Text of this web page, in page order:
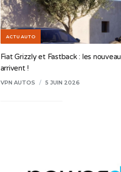
ACTU AUTO
Fiat Grizzly et Fastback : les
arrivent !
VPN AUTOS / 5 JUIN 2026